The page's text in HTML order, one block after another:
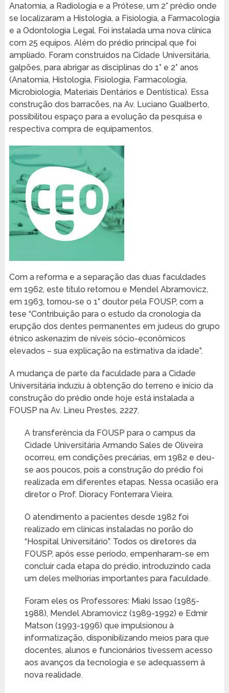
Anatomia, a Radiologia e a Prótese, um 2° prédio onde
se localizaram a Histologia, a Fisiologia, a Farmacologia
e a Odontologia Legal. Foi instalada uma nova clínica
com 25 equipos. Além do prédio principal que foi
ampliado. Foram construídos na Cidade Universitária,
galpões, para abrigar as disciplinas do 1° e 2° anos
(Anatomia, Histologia, Fisiologia, Farmacologia,
Microbiologia, Materiais Dentários e Dentística). Essa
construção dos barracões, na Av. Luciano Gualberto,
possibilitou espaço para a evolução da pesquisa e
respectiva compra de equipamentos.
Com a reforma e a separação das duas faculdades
em 1962, este título retornou e Mendel Abramovicz,
em 1963, tornou-se o 1° doutor pela FOUSP, com a
tese “Contribuição para o estudo da cronologia da
erupção dos dentes permanentes em judeus do grupo
étnico askenazim de níveis sócio-econômicos
elevados – sua explicação na estimativa da idade”.
A mudança de parte da faculdade para a Cidade
Universitária induziu à obtenção do terreno e início da
construção do prédio onde hoje está instalada a
FOUSP na Av. Lineu Prestes, 2227.
A transferência da FOUSP para o campus da
Cidade Universitária Armando Sales de Oliveira
ocorreu, em condições precárias, em 1982 e deu-
se aos poucos, pois a construção do prédio foi
realizada em diferentes etapas. Nessa ocasião era
diretor o Prof. Dioracy Fonterrara Vieira.
O atendimento a pacientes desde 1982 foi
realizado em clínicas instaladas no porão do
“Hospital Universitário”. Todos os diretores da
FOUSP, após esse período, empenharam-se em
concluir cada etapa do prédio, introduzindo cada
um deles melhorias importantes para faculdade.
Foram eles os Professores: Miaki Issao (1985-
1988), Mendel Abramovicz (1989-1992) e Edmir
Matson (1993-1996) que impulsionou à
informatização, disponibilizando meios para que
docentes, alunos e funcionários tivessem acesso
aos avanços da tecnologia e se adequassem à
nova realidade.